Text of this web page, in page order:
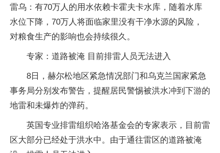
雷乌：有70万人的用水依赖卡霍夫卡水库，随着水库
水位下降，70万人将面临家里没有干净水源的风险，
对粮食生产的影响也会持续很久。
专家：道路被淹 目前排雷人员无法进入
8日，赫尔松地区紧急情况部门和乌克兰国家紧急
事务局分别发布警告，提醒居民警惕被洪水冲到下游的
地雷和未爆炸的弹药。
英国专业排雷组织哈洛基金会的专家表示，目前雷
区大部分已经处于洪水中。由于通往雷区的道路被淹